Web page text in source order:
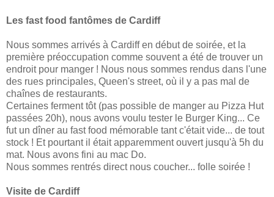
Les fast food fantômes de Cardiff
Nous sommes arrivés à Cardiff en début de soirée, et la
première préoccupation comme souvent a été de trouver un
endroit pour manger ! Nous nous sommes rendus dans l'une
des rues principales, Queen's street, où il y a pas mal de
chaînes de restaurants.
Certaines ferment tôt (pas possible de manger au Pizza Hut
passées 20h), nous avons voulu tester le Burger King... Ce
fut un dîner au fast food mémorable tant c'était vide... de tout
stock ! Et pourtant il était apparemment ouvert jusqu'à 5h du
mat. Nous avons fini au mac Do.
Nous sommes rentrés direct nous coucher... folle soirée !
Visite de Cardiff